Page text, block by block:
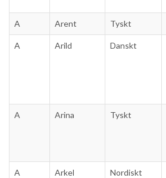
A Arent Tyskt
A Arild Danskt
A Arina Tyskt
A Arkel Nordiskt